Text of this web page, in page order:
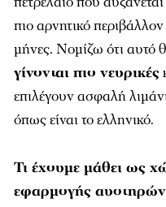
μήνες. Νομίζω ότι αυτό
γίνονται πιο νευρικές
επιλέγουν ασφαλή
όπως είναι το ελληνικό.
Τι έχουμε μάθει ως
δημοσιονομικής
πρέπει να